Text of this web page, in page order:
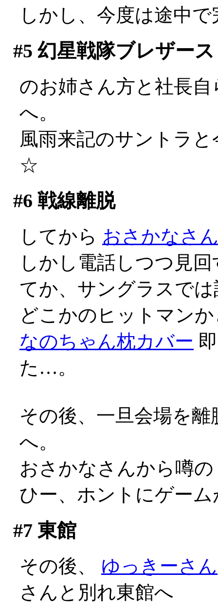
しかし、今度は途中
#5 幻星戦隊ブレザー
のお姉さん方と社長
へ。
風雨来記のサントラ
☆
#6 戦線離脱
してから おさかなさ
しかし電話しつつ見
てか、サングラスで
どこかのヒットマン
なのちゃん枕カバー
た…。
その後、一旦会場を
へ。
おさかなさんから噂
ひー、ホントにゲー
#7 東館
その後、 ゆっきーさん
さんと別れ東館へ